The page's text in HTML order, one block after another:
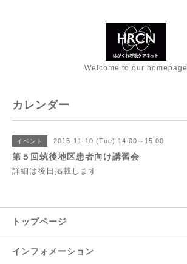
Welcome to our homepage
カレンダー
イベント 2015-11-10 (Tue) 14:00～15:00
第５回筑後地区患者向け講習会
詳細は後日掲載します
トップページ
インフォメーション